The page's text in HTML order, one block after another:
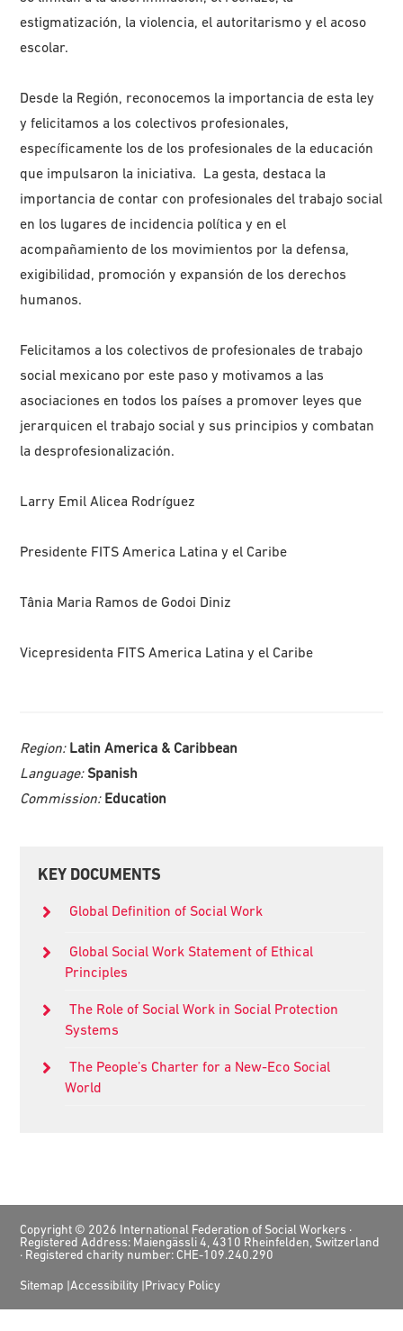
estigmatización, la violencia, el autoritarismo y el acoso
escolar.
Desde la Región, reconocemos la importancia de esta ley
y felicitamos a los colectivos profesionales,
específicamente los de los profesionales de la educación
que impulsaron la iniciativa. La gesta, destaca la
importancia de contar con profesionales del trabajo social
en los lugares de incidencia política y en el
acompañamiento de los movimientos por la defensa,
exigibilidad, promoción y expansión de los derechos
humanos.
Felicitamos a los colectivos de profesionales de trabajo
social mexicano por este paso y motivamos a las
asociaciones en todos los países a promover leyes que
jerarquicen el trabajo social y sus principios y combatan
la desprofesionalización.
Larry Emil Alicea Rodríguez
Presidente FITS America Latina y el Caribe
Tânia Maria Ramos de Godoi Diniz
Vicepresidenta FITS America Latina y el Caribe
Region: Latin America & Caribbean
Language: Spanish
Commission: Education
Primary
KEY DOCUMENTS
Global Definition of Social Work
Global Social Work Statement of Ethical
Principles
The Role of Social Work in Social Protection
Systems
The People’s Charter for a New-Eco Social
World
Footer
Copyright © 2026 International Federation of Social Workers ·
Registered Address: Maiengässli 4, 4310 Rheinfelden, Switzerland
· Registered charity number: CHE-109.240.290
Sitemap Accessibility Privacy Policy